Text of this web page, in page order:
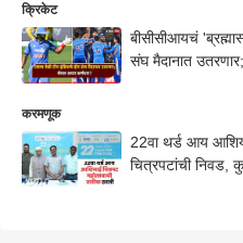
क्रिकेट
बीसीसीआयचं
संघ मैदानात
करमणूक
22वा थर्ड आय
चित्रपटांची निवड,